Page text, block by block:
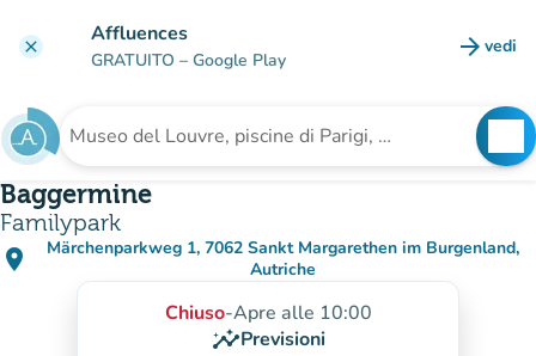
clear Affluences
GRATUITO – Google Play arrow_forward vedi
Cerca una struttura
Baggermine
Familypark
place
Märchenparkweg 1, 7062 Sankt Margarethen im Burgenland,
Autriche
(apri in Google Maps)
(nuova scheda)
Chiuso-Apre alle 10:00
insightsPrevisioni